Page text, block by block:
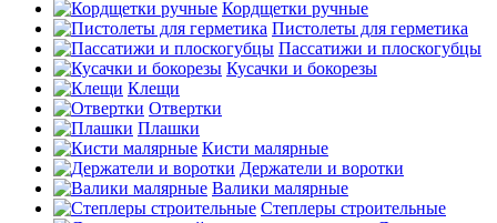
Кордщетки ручные
Пистолеты для герметика
Пассатижи и плоскогубцы
Кусачки и бокорезы
Клещи
Отвертки
Плашки
Кисти малярные
Держатели и воротки
Валики малярные
Степлеры строительные